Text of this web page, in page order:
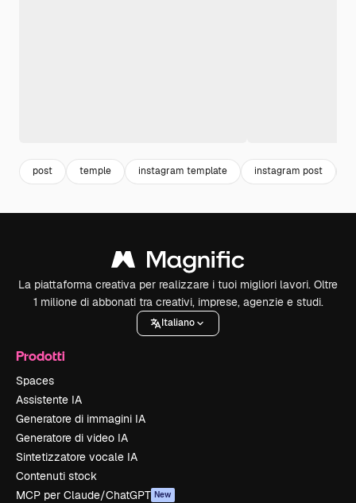
post temple instagram template instagram post
La piattaforma creativa per realizzare i tuoi migliori lavori. Oltre
1 milione di abbonati tra creativi, imprese, agenzie e studi.
Italiano
Prodotti
Spaces
Assistente IA
Generatore di immagini IA
Generatore di video IA
Sintetizzatore vocale IA
Contenuti stock
MCP per Claude/ChatGPT New